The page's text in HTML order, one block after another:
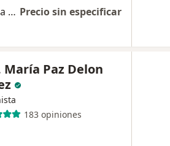
Primera visita Medicina Interna Precio sin especificar
María Paz Delon
183 opiniones